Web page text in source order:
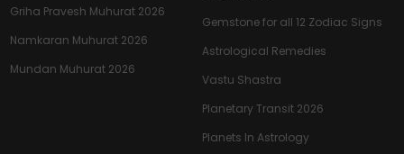
Griha Pravesh Muhurat 2026
Namkaran Muhurat 2026
Mundan Muhurat 2026
Gemstone for all 12 Zodiac Signs
Astrological Remedies
Vastu Shastra
Planetary Transit 2026
Planets In Astrology